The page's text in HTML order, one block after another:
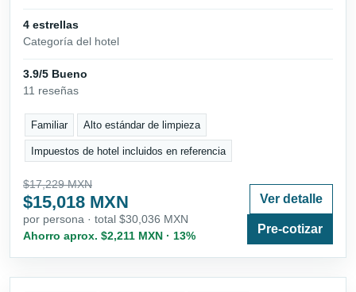
4 estrellas
Categoría del hotel
3.9/5 Bueno
11 reseñas
Familiar Alto estándar de limpieza
Impuestos de hotel incluidos en referencia
$17,229 MXN
$15,018 MXN
por persona · total $30,036 MXN
Ahorro aprox. $2,211 MXN · 13%
Ver detalle
Pre-cotizar